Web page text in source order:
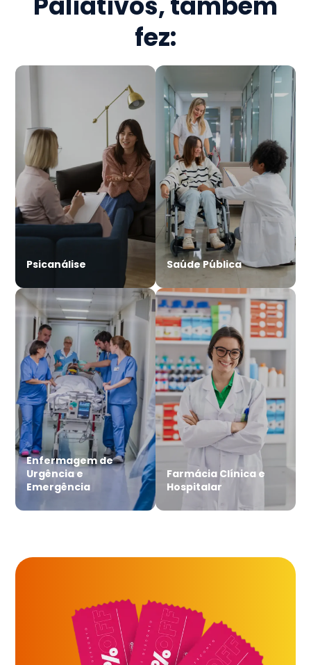
fez:
Psicanálise Saúde Pública
Enfermagem de
Urgência e
Emergência
Farmácia Clínica e
Hospitalar